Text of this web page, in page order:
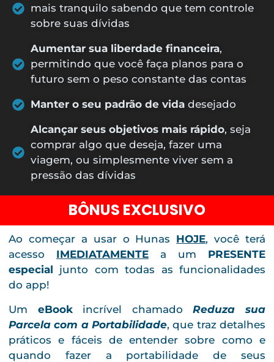
mais tranquilo sabendo que tem controle
sobre suas dívidas
Aumentar sua liberdade financeira,
permitindo que você faça planos para o
futuro sem o peso constante das contas
Manter o seu padrão de vida desejado
Alcançar seus objetivos mais rápido, seja
comprar algo que deseja, fazer uma
viagem, ou simplesmente viver sem a
pressão das dívidas
BÔNUS EXCLUSIVO
Ao começar a usar o Hunas HOJE, você terá
acesso IMEDIATAMENTE a um PRESENTE
especial junto com todas as funcionalidades
do app!
Um eBookincrível chamadoReduza sua
Parcela com a Portabilidade, que traz detalhes
práticos e fáceis de entender sobre como e
quando fazer a portabilidade de seus